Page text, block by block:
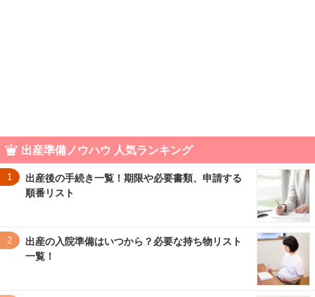
出産準備ノウハウ 人気ランキング
1
出産後の手続き一覧！期限や必要書類、申請する
順番リスト
2
出産の入院準備はいつから？必要な持ち物リスト
一覧！